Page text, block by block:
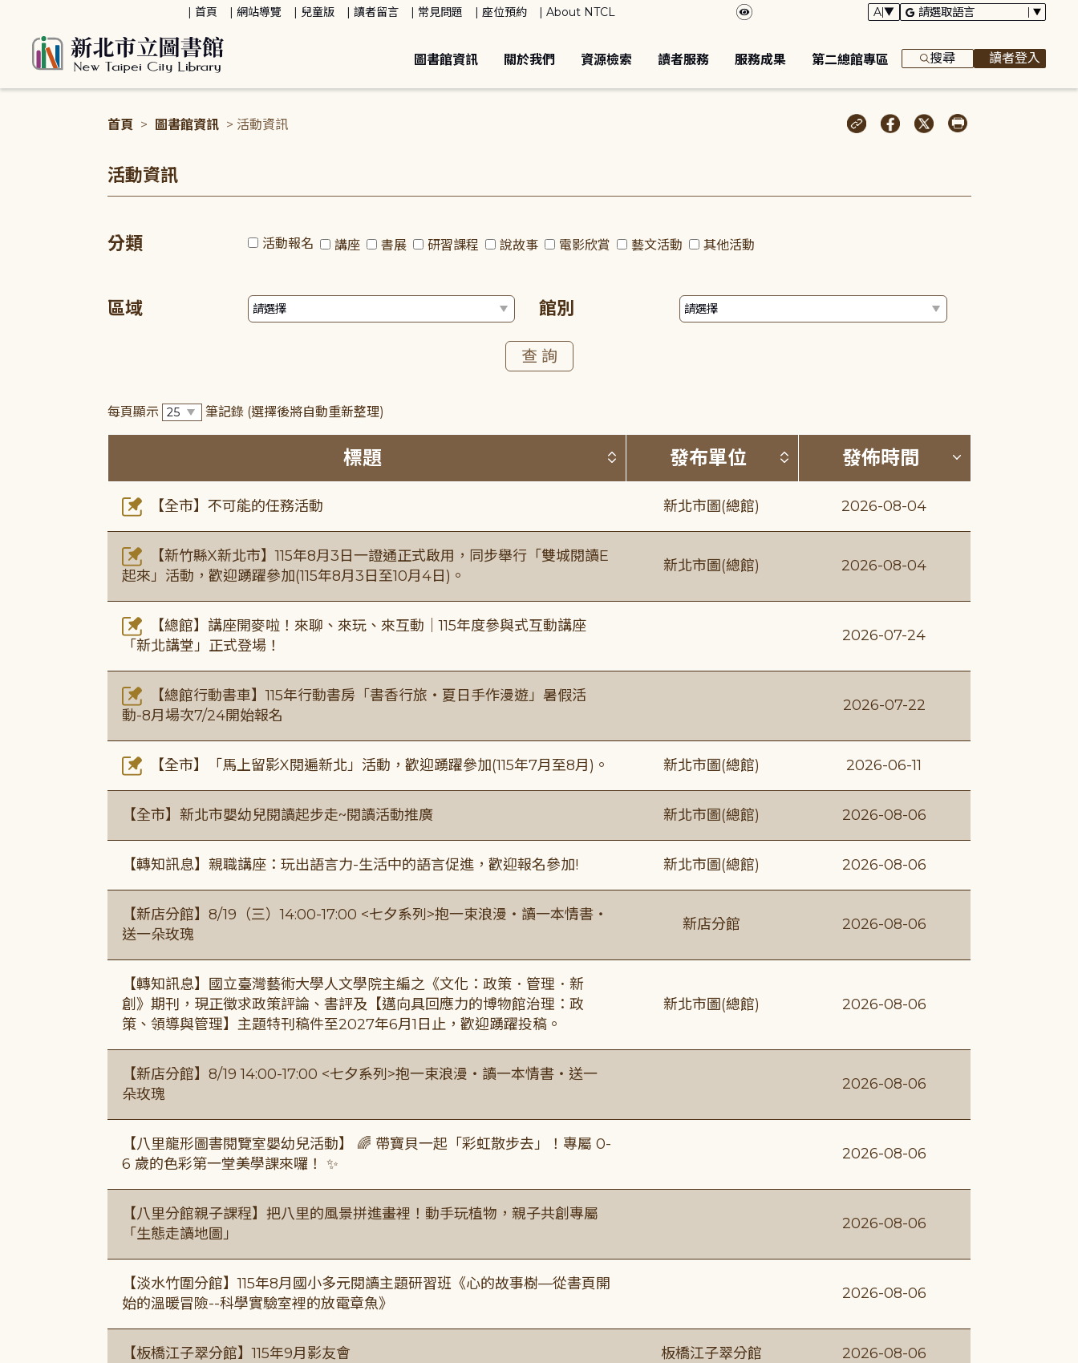
首頁 網站導覽 兒童版 讀者留言 常見問題 座位預約 About NTCL
圖書館資訊 關於我們 資源檢索 讀者服務 服務成果 第二總館專區 搜尋 讀者登入
首頁 > 圖書館資訊 > 活動資訊
活動資訊
分類 活動報名 講座 書展 研習課程 說故事 電影欣賞 藝文活動 其他活動
區域 館別
每頁顯示 筆記錄 (選擇後將自動重新整理)
標題 按標題排序 (升降冪)
發布單位 按發布單位排序 (升降冪)
發佈時間 按發佈時間
【全市】不可能的任務活動 新北市圖(總館) 2026-08-04
【新竹縣X新北市】115年8月3日一證通正式啟用，同步舉行「雙城閱讀E
起來」活動，歡迎踴躍參加(115年8月3日至10月4日)。
新北市圖(總館) 2026-08-04
【總館】講座開麥啦！來聊、來玩、來互動｜115年度參與式互動講座
「新北講堂」正式登場！
2026-07-24
【總館行動書車】115年行動書房「書香行旅・夏日手作漫遊」暑假活
動-8月場次7/24開始報名
2026-07-22
【全市】「馬上留影X閱遍新北」活動，歡迎踴躍參加(115年7月至8月)。 新北市圖(總館) 2026-06-11
【全市】新北市嬰幼兒閱讀起步走~閱讀活動推廣 新北市圖(總館) 2026-08-06
【轉知訊息】親職講座：玩出語言力-生活中的語言促進，歡迎報名參加! 新北市圖(總館) 2026-08-06
【新店分館】8/19（三）14:00-17:00 <七夕系列>抱一束浪漫・讀一本情書・
送一朵玫瑰
新店分館 2026-08-06
【轉知訊息】國立臺灣藝術大學人文學院主編之《文化：政策．管理．新
創》期刊，現正徵求政策評論、書評及【邁向具回應力的博物館治理：政
策、領導與管理】主題特刊稿件至2027年6月1日止，歡迎踴躍投稿。
新北市圖(總館) 2026-08-06
【新店分館】8/19 14:00-17:00 <七夕系列>抱一束浪漫・讀一本情書・送一
朵玫瑰
2026-08-06
【八里龍形圖書閱覽室嬰幼兒活動】 🌈 帶寶貝一起「彩虹散步去」！專屬 0-
6 歲的色彩第一堂美學課來囉！ ✨
2026-08-06
【八里分館親子課程】把八里的風景拼進畫裡！動手玩植物，親子共創專屬
「生態走讀地圖」
2026-08-06
【淡水竹圍分館】115年8月國小多元閱讀主題研習班《心的故事樹—從書頁開
始的溫暖冒險--科學實驗室裡的放電章魚》
2026-08-06
【板橋江子翠分館】115年9月影友會 板橋江子翠分館 2026-08-06